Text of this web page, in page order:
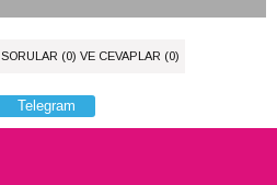
SORULAR (0) VE CEVAPLAR (0)
Telegram